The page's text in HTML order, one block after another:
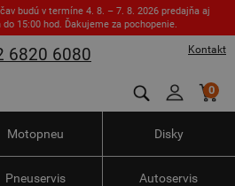
budú v termíne 4. 8. – 7. 8. 2026 predajňa aj
15:00 hod. Ďakujeme za pochopenie.
Kontakt
6820 6080
0
Motopneu Disky
Pneuservis Autoservis